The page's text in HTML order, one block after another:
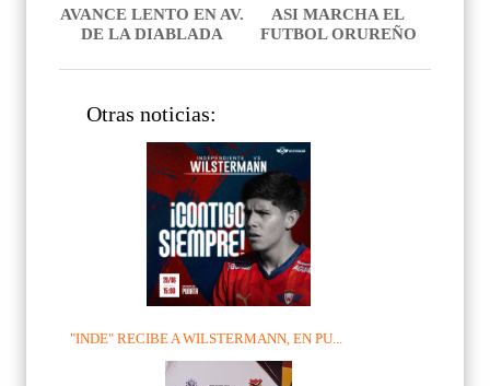
ASI MARCHA EL
FUTBOL ORUREÑO
AVANCE LENTO EN AV.
DE LA DIABLADA
Otras noticias:
"INDE" RECIBE A WILSTERMANN, EN PU...